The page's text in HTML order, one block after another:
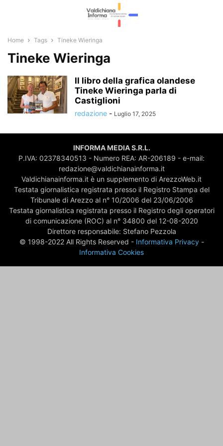
Home Tags Tineke Wieringa
Tineke Wieringa
Il libro della grafica olandese
Tineke Wieringa parla di
Castiglioni
redazione - Luglio 17, 2025
INFORMA MEDIA S.R.L.
P.IVA: 02378340513 - Numero REA: AR-206189 - e-mail:
redazione@valdichianainforma.it
Valdichianainforma.it è un supplemento di ArezzoWeb.it
Testata giornalistica registrata presso il Registro Stampa del
Tribunale di Arezzo al n° 10/2006 del 23/06/2006
Testata giornalistica registrata presso il Registro degli operatori
di comunicazione (ROC) al n° 34800 del 12-08-2020
Direttore responsabile: Stefano Pezzola
© 1998-2022 All Rights Reserved - Informativa Privacy-
Informativa Cookies